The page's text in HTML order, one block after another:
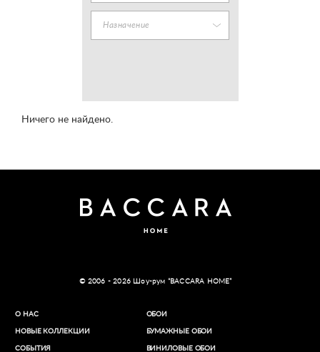
Назначение
Ничего не найдено.
© 2006 - 2026 Шоу-рум “BACCARA HOME”
О НАС
НОВЫЕ КОЛЛЕКЦИИ
СОБЫТИЯ
ОБОИ
БУМАЖНЫЕ ОБОИ
ВИНИЛОВЫЕ ОБОИ​